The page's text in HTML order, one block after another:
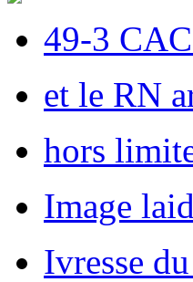
49-3
et le RN
hors
Image
Ivresse